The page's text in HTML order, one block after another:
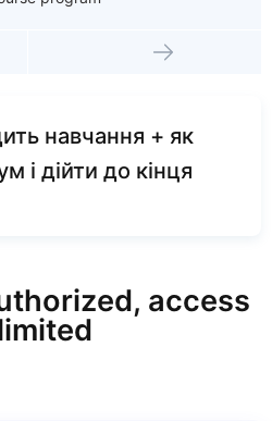
навчання + як
і дійти до кінця
access